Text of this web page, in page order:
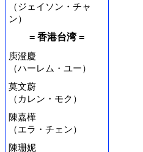
（ジェイソン・チャ
ン）
= 香港台湾 =
庾澄慶
（ハーレム・ユー）
莫文蔚
（カレン・モク）
陳嘉樺
（エラ・チェン）
陳珊妮